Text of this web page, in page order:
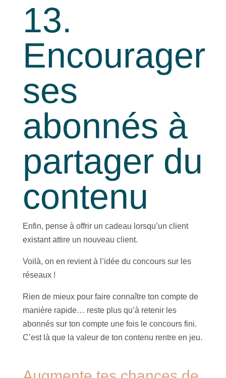
13.
Encourager
ses
abonnés à
partager du
contenu
Enfin, pense à offrir un cadeau lorsqu’un client
existant attire un nouveau client.
Voilà, on en revient à l’idée du concours sur les
réseaux !
Rien de mieux pour faire connaître ton compte de
manière rapide… reste plus qu’à retenir les
abonnés sur ton compte une fois le concours fini.
C’est là que la valeur de ton contenu rentre en jeu.